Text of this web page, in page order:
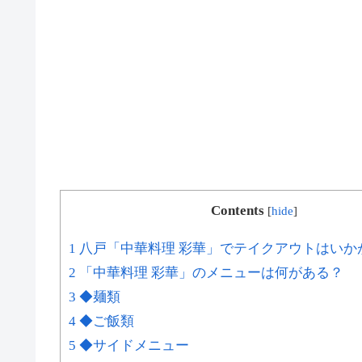
Contents [hide]
1 八戸「中華料理 彩華」でテイクアウトはいか
2 「中華料理 彩華」のメニューは何がある？
3 ◆麺類
4 ◆ご飯類
5 ◆サイドメニュー